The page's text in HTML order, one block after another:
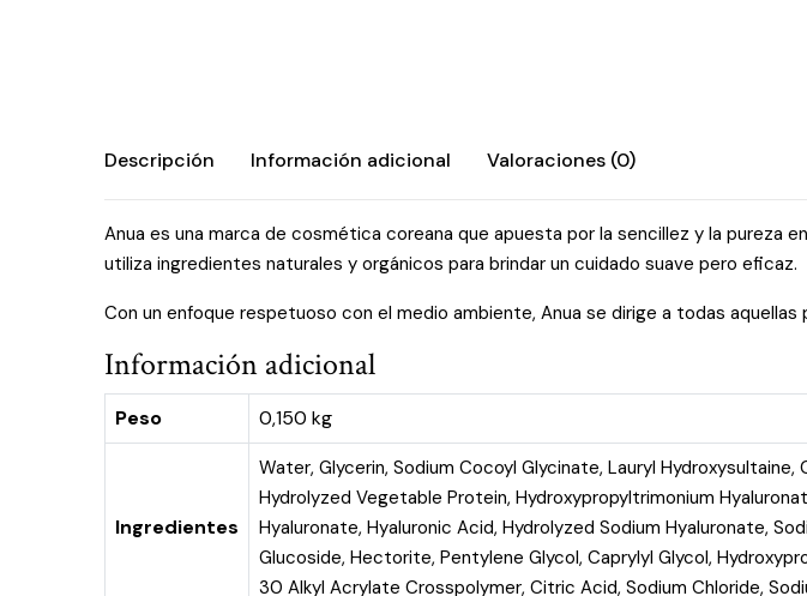
Descripción Información adicional Valoraciones (0)
Anua es una marca de cosmética coreana que apuesta por la sencillez y la pureza
utiliza ingredientes naturales y orgánicos para brindar un cuidado suave pero eficaz.
Con un enfoque respetuoso con el medio ambiente, Anua se dirige a todas
Información adicional
Peso 0,150 kg
Ingredientes
Water, Glycerin, Sodium Cocoyl Glycinate, Lauryl
Hydrolyzed Vegetable Protein, Hydroxypropyltrimonium
Hyaluronate, Hyaluronic Acid, Hydrolyzed Sodium Hyaluronate,
Glucoside, Hectorite, Pentylene Glycol, Caprylyl Glycol,
30 Alkyl Acrylate Crosspolymer, Citric Acid, Sodium Chloride,